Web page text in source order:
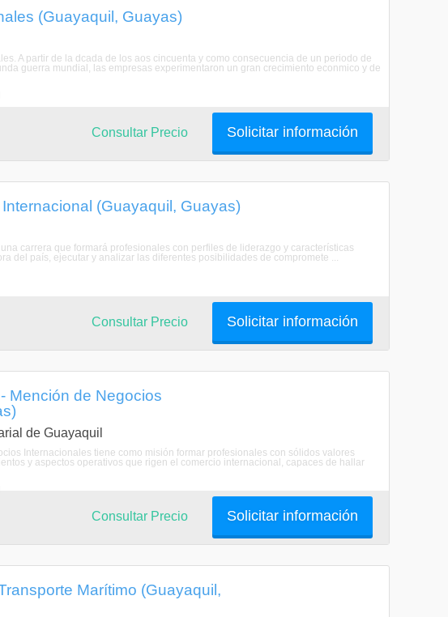
(Guayaquil, Guayas)
A partir de la dcada de los aos cincuenta y como consecuencia de un periodo de
guerra mundial, las empresas experimentaron un gran crecimiento econmico y de
Solicitar información
Consultar Precio
(Guayaquil, Guayas)
carrera que formará profesionales con perfiles de liderazgo y características
del país, ejecutar y analizar las diferentes posibilidades de compromete ...
Solicitar información
Consultar Precio
Mención de Negocios
de Guayaquil
Internacionales tiene como misión formar profesionales con sólidos valores
y aspectos operativos que rigen el comercio internacional, capaces de hallar
Solicitar información
Consultar Precio
Marítimo (Guayaquil,